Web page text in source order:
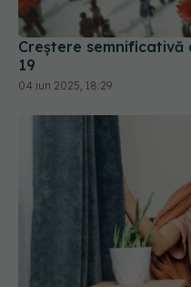
Creștere semnificativă
19
04 iun 2025, 18:29